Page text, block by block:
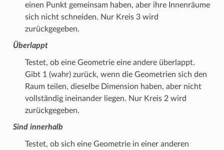
einen Punkt gemeinsam haben, aber ihre Innenräume
sich nicht schneiden. Nur Kreis 3 wird
zurückgegeben.
Überlappt
Testet, ob eine Geometrie eine andere überlappt.
Gibt 1 (wahr) zurück, wenn die Geometrien sich den
Raum teilen, dieselbe Dimension haben, aber nicht
vollständig ineinander liegen. Nur Kreis 2 wird
zurückgegeben.
Sind innerhalb
Testet, ob sich eine Geometrie in einer anderen